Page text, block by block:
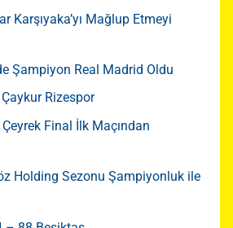
Karşıyaka’yı Mağlup Etmeyi
Şampiyon Real Madrid Oldu
Rizespor
Final İlk Maçından
Holding Sezonu Şampiyonluk ile